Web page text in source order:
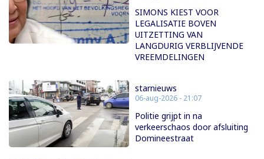
SIMONS KIEST VOOR
LEGALISATIE BOVEN
UITZETTING VAN
LANGDURIG VERBLIJVENDE
VREEMDELINGEN
starnieuws
06-aug-2026 - 21:07
Politie grijpt in na
verkeerschaos door afsluiting
Domineestraat